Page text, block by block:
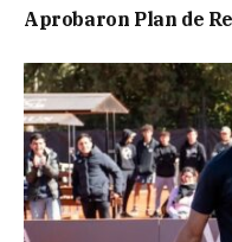
Aprobaron Plan de